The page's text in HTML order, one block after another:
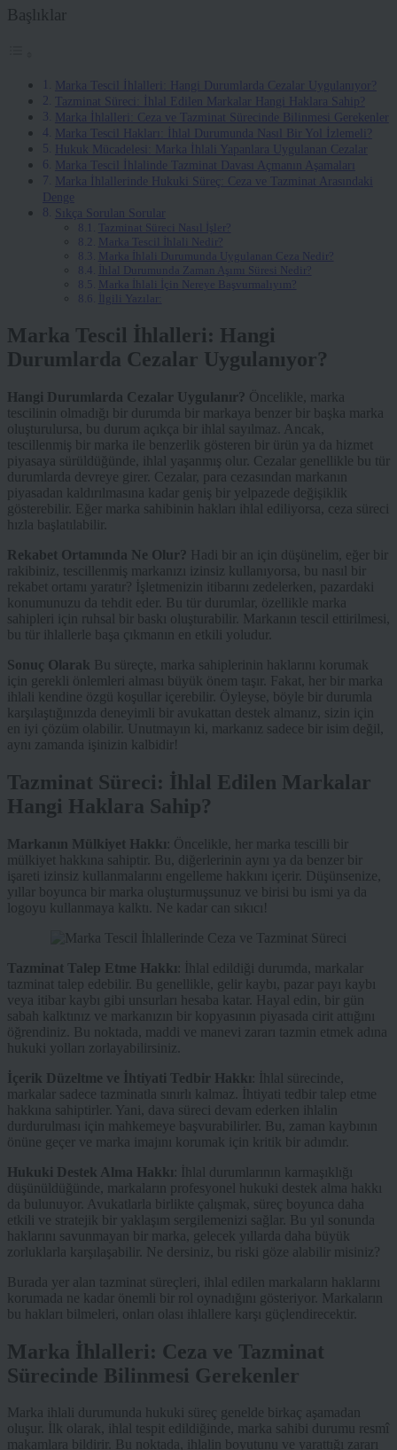
Başlıklar
Marka Tescil İhlalleri: Hangi Durumlarda Cezalar Uygulanıyor?
Tazminat Süreci: İhlal Edilen Markalar Hangi Haklara Sahip?
Marka İhlalleri: Ceza ve Tazminat Sürecinde Bilinmesi Gerekenler
Marka Tescil Hakları: İhlal Durumunda Nasıl Bir Yol İzlemeli?
Hukuk Mücadelesi: Marka İhlali Yapanlara Uygulanan Cezalar
Marka Tescil İhlalinde Tazminat Davası Açmanın Aşamaları
Marka İhlallerinde Hukuki Süreç: Ceza ve Tazminat Arasındaki
Denge
Sıkça Sorulan Sorular
Tazminat Süreci Nasıl İşler?
Marka Tescil İhlali Nedir?
Marka İhlali Durumunda Uygulanan Ceza Nedir?
İhlal Durumunda Zaman Aşımı Süresi Nedir?
Marka İhlali İçin Nereye Başvurmalıyım?
İlgili Yazılar:
Marka Tescil İhlalleri: Hangi
Durumlarda Cezalar Uygulanıyor?
Hangi Durumlarda Cezalar Uygulanır? Öncelikle, marka
tescilinin olmadığı bir durumda bir markaya benzer bir başka marka
oluşturulursa, bu durum açıkça bir ihlal sayılmaz. Ancak,
tescillenmiş bir marka ile benzerlik gösteren bir ürün ya da hizmet
piyasaya sürüldüğünde, ihlal yaşanmış olur. Cezalar genellikle bu tür
durumlarda devreye girer. Cezalar, para cezasından markanın
piyasadan kaldırılmasına kadar geniş bir yelpazede değişiklik
gösterebilir. Eğer marka sahibinin hakları ihlal ediliyorsa, ceza süreci
hızla başlatılabilir.
Rekabet Ortamında Ne Olur? Hadi bir an için düşünelim, eğer bir
rakibiniz, tescillenmiş markanızı izinsiz kullanıyorsa, bu nasıl bir
rekabet ortamı yaratır? İşletmenizin itibarını zedelerken, pazardaki
konumunuzu da tehdit eder. Bu tür durumlar, özellikle marka
sahipleri için ruhsal bir baskı oluşturabilir. Markanın tescil ettirilmesi,
bu tür ihlallerle başa çıkmanın en etkili yoludur.
Sonuç Olarak Bu süreçte, marka sahiplerinin haklarını korumak
için gerekli önlemleri alması büyük önem taşır. Fakat, her bir marka
ihlali kendine özgü koşullar içerebilir. Öyleyse, böyle bir durumla
karşılaştığınızda deneyimli bir avukattan destek almanız, sizin için
en iyi çözüm olabilir. Unutmayın ki, markanız sadece bir isim değil,
aynı zamanda işinizin kalbidir!
Tazminat Süreci: İhlal Edilen Markalar
Hangi Haklara Sahip?
Markanın Mülkiyet Hakkı : Öncelikle, her marka tescilli bir
mülkiyet hakkına sahiptir. Bu, diğerlerinin aynı ya da benzer bir
işareti izinsiz kullanmalarını engelleme hakkını içerir. Düşünsenize,
yıllar boyunca bir marka oluşturmuşsunuz ve birisi bu ismi ya da
logoyu kullanmaya kalktı. Ne kadar can sıkıcı!
Tazminat Talep Etme Hakkı : İhlal edildiği durumda, markalar
tazminat talep edebilir. Bu genellikle, gelir kaybı, pazar payı kaybı
veya itibar kaybı gibi unsurları hesaba katar. Hayal edin, bir gün
sabah kalktınız ve markanızın bir kopyasının piyasada cirit attığını
öğrendiniz. Bu noktada, maddi ve manevi zararı tazmin etmek adına
hukuki yolları zorlayabilirsiniz.
İçerik Düzeltme ve İhtiyati Tedbir Hakkı : İhlal sürecinde,
markalar sadece tazminatla sınırlı kalmaz. İhtiyati tedbir talep etme
hakkına sahiptirler. Yani, dava süreci devam ederken ihlalin
durdurulması için mahkemeye başvurabilirler. Bu, zaman kaybının
önüne geçer ve marka imajını korumak için kritik bir adımdır.
Hukuki Destek Alma Hakkı : İhlal durumlarının karmaşıklığı
düşünüldüğünde, markaların profesyonel hukuki destek alma hakkı
da bulunuyor. Avukatlarla birlikte çalışmak, süreç boyunca daha
etkili ve stratejik bir yaklaşım sergilemenizi sağlar. Bu yıl sonunda
haklarını savunmayan bir marka, gelecek yıllarda daha büyük
zorluklarla karşılaşabilir. Ne dersiniz, bu riski göze alabilir misiniz?
Burada yer alan tazminat süreçleri, ihlal edilen markaların haklarını
korumada ne kadar önemli bir rol oynadığını gösteriyor. Markaların
bu hakları bilmeleri, onları olası ihlallere karşı güçlendirecektir.
Marka İhlalleri: Ceza ve Tazminat
Sürecinde Bilinmesi Gerekenler
Marka ihlali durumunda hukuki süreç genelde birkaç aşamadan
oluşur. İlk olarak, ihlal tespit edildiğinde, marka sahibi durumu resmî
makamlara bildirir. Bu noktada, ihlalin boyutunu ve yarattığı zararı